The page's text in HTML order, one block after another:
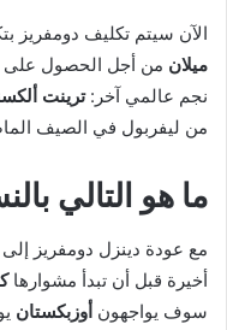
الآن سيتم تكليف دومفريز
ميلان من أجل الحصول على
نجم عالمي آخر: ترينت
من ليفربول في الصيف
ما هو التالي
مع عودة دينزل دومفريز
أخيرة قبل أن تبدأ مشوارها
سوف يواجهون أوزبكستان